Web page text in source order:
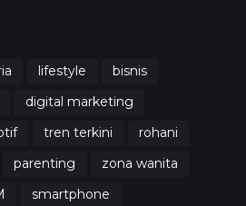
lifestyle
bisnis
digital marketing
tren terkini
rohani
parenting
zona wanita
smartphone